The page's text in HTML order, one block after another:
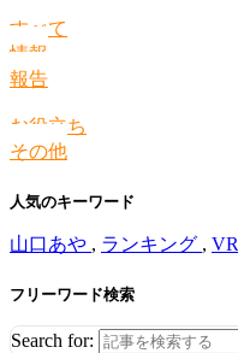
すべて
情報
報告
お役立ち
その他
人気のキーワード
山口あや , ランキング , VR
フリーワード検索
Search for: